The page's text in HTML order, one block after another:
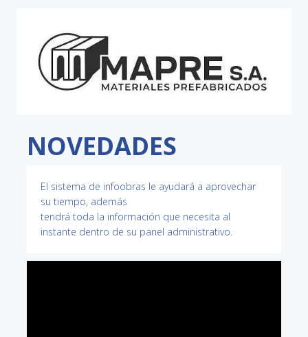
NOVEDADES
El sistema de infoobras le ayudará a aprovechar
su tiempo, además
tendrá toda la información que necesita al
instante dentro de su panel administrativo.